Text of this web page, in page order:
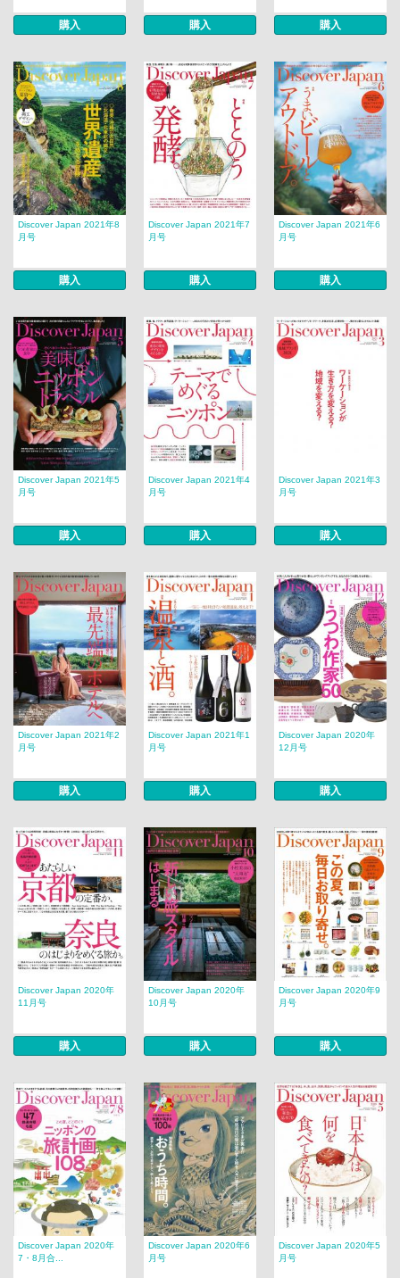
購入 購入 購入
Discover Japan 2021年8
月号
購入
Discover Japan 2021年7
月号
購入
Discover Japan 2021年6
月号
購入
Discover Japan 2021年5
月号
購入
Discover Japan 2021年4
月号
購入
Discover Japan 2021年3
月号
購入
Discover Japan 2021年2
月号
購入
Discover Japan 2021年1
月号
購入
Discover Japan 2020年
12月号
購入
Discover Japan 2020年
11月号
購入
Discover Japan 2020年
10月号
購入
Discover Japan 2020年9
月号
購入
Discover Japan 2020年
7・8月合...
Discover Japan 2020年6
月号
Discover Japan 2020年5
月号